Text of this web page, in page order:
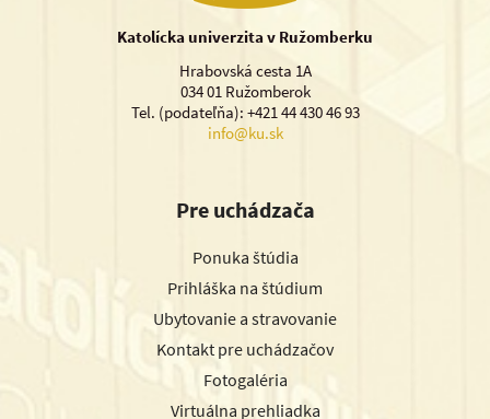
Katolícka univerzita v Ružomberku
Hrabovská cesta 1A
034 01 Ružomberok
Tel. (podateľňa): +421 44 430 46 93
info@ku.sk
Pre uchádzača
Ponuka štúdia
Prihláška na štúdium
Ubytovanie a stravovanie
Kontakt pre uchádzačov
Fotogaléria
Virtuálna prehliadka